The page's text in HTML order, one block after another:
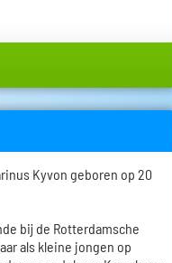
Kyvon geboren op 20
bij de Rotterdamsche
als kleine jongen op